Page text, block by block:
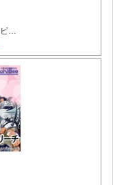
バトル系SPリーチ VSアビゲイルリーチ